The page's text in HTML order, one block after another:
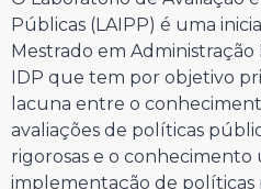
Públicas (LAIPP) é uma
Mestrado em
IDP que tem por objetivo
lacuna entre o
avaliações de políticas
rigorosas e o conhecimento
implementação de políticas